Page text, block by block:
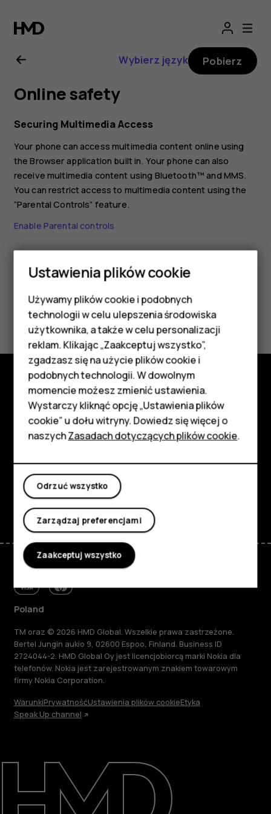
Nokia
2660
Flip
—
instrukcja
obsługi
Smartfony
Telefony z funkcjami
podstawowymi
Akcesoria
HMD Terra M
Tablety
Moje konto
Naprawa i recykling
Zrównoważony rozwój
Wsparcie
Wybierz język Pobierz
Online safety
Securing Multimedia Access
Your phone can access multimedia content online using
the Browser application built in. Your phone can also
receive multimedia content using Bluetooth™ and MMS.
You can restrict access to multimedia content using the
“Parental Controls” feature.
Enable Parental controls
Czy te informacje były pomocne?
Tak Nie
Poznaj
Informacje
Wsparcie
FacebookInstagram
TiktokYoutube
Poland
TM oraz © 2026 HMD Global. Wszelkie prawa zastrzeżone.
Bertel Jungin aukio 9, 02600 Espoo, Finland. Business ID
2724044-2. HMD Global Oy jest licencjobiorcą marki Nokia dla
telefonów. Nokia jest zarejestrowanym znakiem towarowym
firmy Nokia Corporation.
WarunkiPrywatnośćUstawienia plików cookieEtyka
Speak Up channel
Ustawienia plików cookie
Używamy plików cookie i podobnych
technologii w celu ulepszenia środowiska
użytkownika, a także w celu personalizacji
reklam. Klikając „Zaakceptuj wszystko”,
zgadzasz się na użycie plików cookie i
podobnych technologii. W dowolnym
momencie możesz zmienić ustawienia.
Wystarczy kliknąć opcję „Ustawienia plików
cookie” u dołu witryny. Dowiedz się więcej o
naszychZasadach dotyczących plików cookie.
Odrzuć wszystko
Zarządzaj preferencjami
Zaakceptuj wszystko